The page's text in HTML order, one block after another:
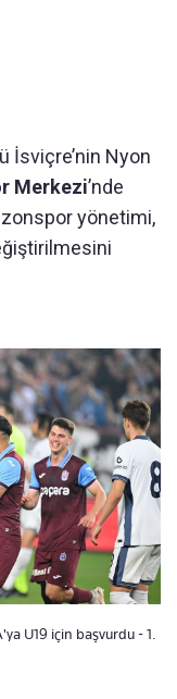
İsviçre’nin Nyon
Merkezi’nde
yönetimi,
U19 için başvurdu - 1.